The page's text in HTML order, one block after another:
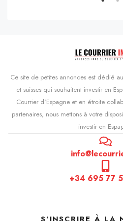
Ce site de petites annonces est dédié
et suisses qui souhaitent investir en
Courrier d'Espagne et en étroite
partenaires, nous mettons à votre
investir en
+34 695 77